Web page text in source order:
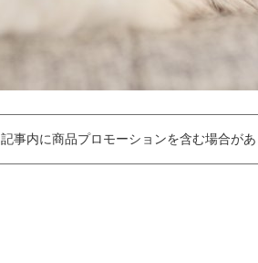
記事内に商品プロモーションを含む場合があ